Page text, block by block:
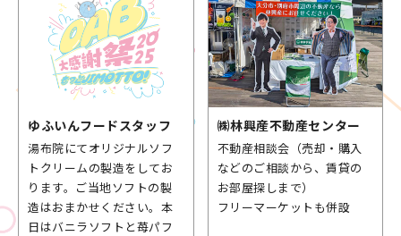
ゆふいんフードスタッフ
湯布院にてオリジナルソフ
トクリームの製造をしてお
ります。ご当地ソフトの製
造はおまかせください。本
日はバニラソフトと苺パフ
㈱林興産不動産センター
不動産相談会（売却・購入
などのご相談から、賃貸の
お部屋探しまで）
フリーマーケットも併設